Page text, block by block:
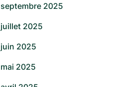
septembre 2025
juillet 2025
juin 2025
mai 2025